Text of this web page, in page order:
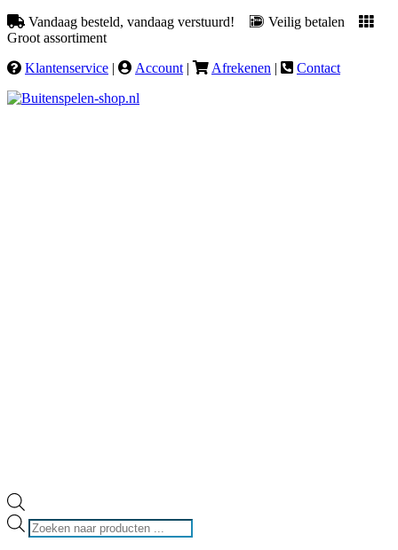
Vandaag besteld, vandaag verstuurd!
Veilig betalen
Groot assortiment
Klantenservice | Account | Afrekenen | Contact
Producten
zoeken